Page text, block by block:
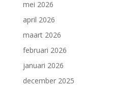
mei 2026
april 2026
maart 2026
februari 2026
januari 2026
december 2025